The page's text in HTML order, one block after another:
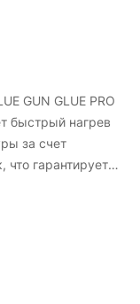
GUN GLUE PRO
быстрый нагрев
за счет
что гарантирует
работы